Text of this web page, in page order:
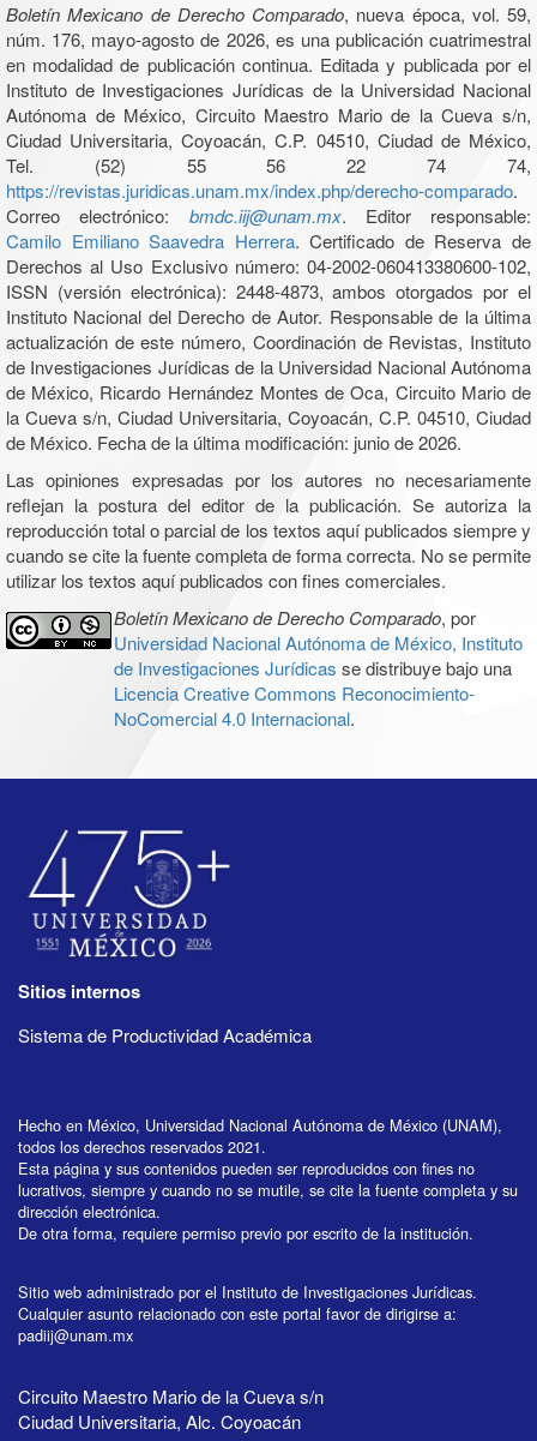
Boletín Mexicano de Derecho Comparado, nueva época, vol. 59,
núm. 176, mayo-agosto de 2026, es una publicación cuatrimestral
en modalidad de publicación continua. Editada y publicada por el
Instituto de Investigaciones Jurídicas de la Universidad Nacional
Autónoma de México, Circuito Maestro Mario de la Cueva s/n,
Ciudad Universitaria, Coyoacán, C.P. 04510, Ciudad de México,
Tel. (52) 55 56 22 74 74,
https://revistas.juridicas.unam.mx/index.php/derecho-comparado.
Correo electrónico: bmdc.iij@unam.mx. Editor responsable:
Camilo Emiliano Saavedra Herrera. Certificado de Reserva de
Derechos al Uso Exclusivo número: 04-2002-060413380600-102,
ISSN (versión electrónica): 2448-4873, ambos otorgados por el
Instituto Nacional del Derecho de Autor. Responsable de la última
actualización de este número, Coordinación de Revistas, Instituto
de Investigaciones Jurídicas de la Universidad Nacional Autónoma
de México, Ricardo Hernández Montes de Oca, Circuito Mario de
la Cueva s/n, Ciudad Universitaria, Coyoacán, C.P. 04510, Ciudad
de México. Fecha de la última modificación: junio de 2026.
Las opiniones expresadas por los autores no necesariamente
reflejan la postura del editor de la publicación. Se autoriza la
reproducción total o parcial de los textos aquí publicados siempre y
cuando se cite la fuente completa de forma correcta. No se permite
utilizar los textos aquí publicados con fines comerciales.
Boletín Mexicano de Derecho Comparado, por
Universidad Nacional Autónoma de México, Instituto
de Investigaciones Jurídicas se distribuye bajo una
Licencia Creative Commons Reconocimiento-
NoComercial 4.0 Internacional.
Sitios internos
Sistema de Productividad Académica
Hecho en México, Universidad Nacional Autónoma de México (UNAM),
todos los derechos reservados 2021.
Esta página y sus contenidos pueden ser reproducidos con fines no
lucrativos, siempre y cuando no se mutile, se cite la fuente completa y su
dirección electrónica.
De otra forma, requiere permiso previo por escrito de la institución.
Sitio web administrado por el Instituto de Investigaciones Jurídicas.
Cualquier asunto relacionado con este portal favor de dirigirse a:
padiij@unam.mx
Circuito Maestro Mario de la Cueva s/n
Ciudad Universitaria, Alc. Coyoacán